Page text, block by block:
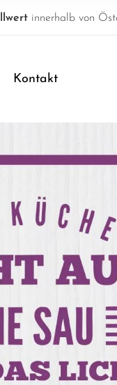
innerhalb von
Kontakt